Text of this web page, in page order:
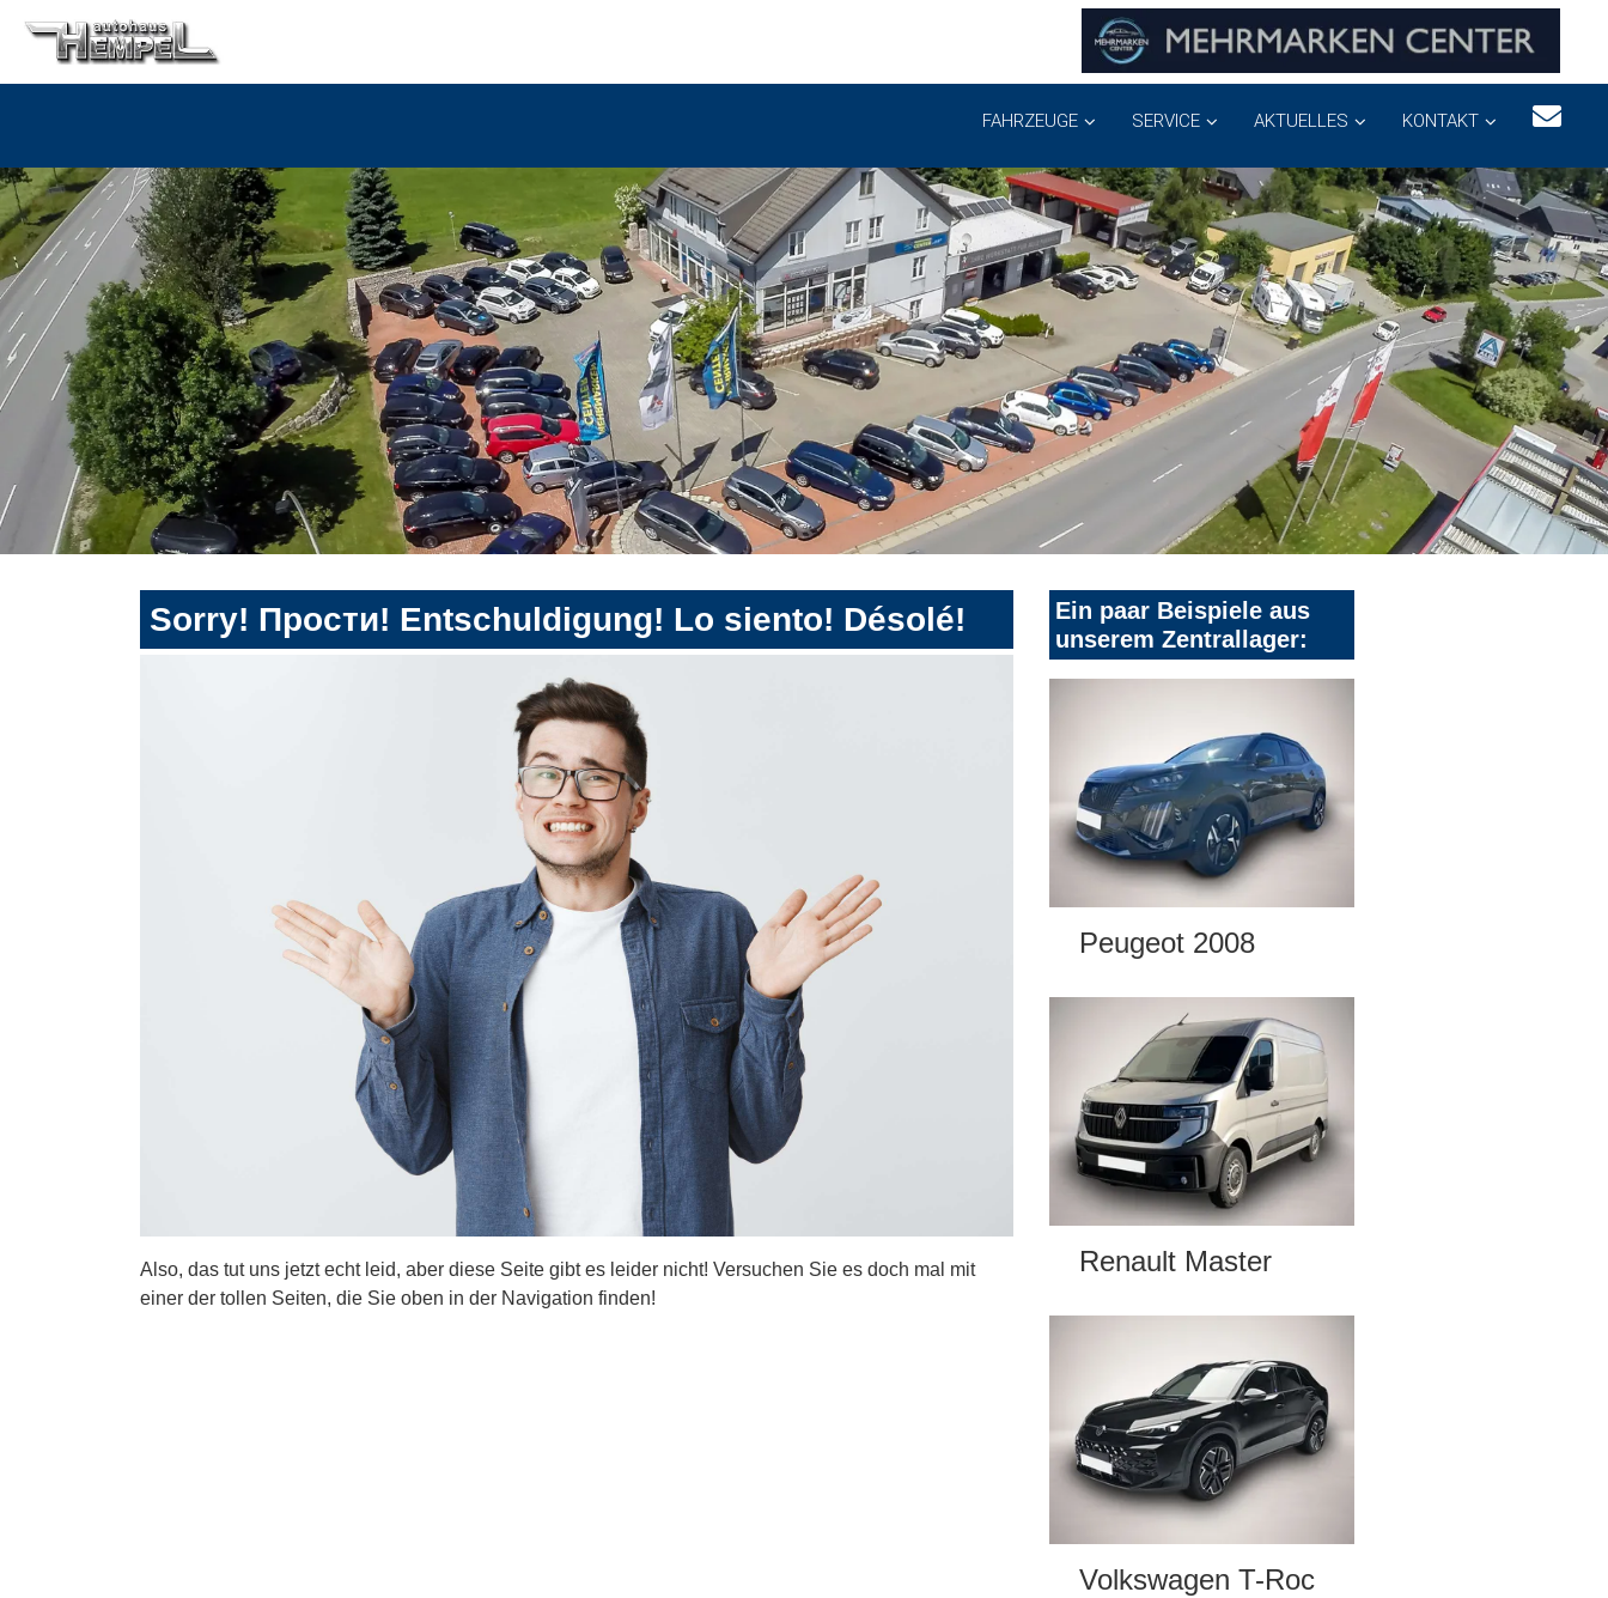
FAHRZEUGE SERVICE AKTUELLES KONTAKT
Sorry! Прости! Entschuldigung! Lo siento! Désolé!
Also, das tut uns jetzt echt leid, aber diese Seite gibt es leider nicht! Versuchen Sie es doch mal mit
einer der tollen Seiten, die Sie oben in der Navigation finden!
Ein paar Beispiele aus
unserem Zentrallager:
Peugeot 2008
Renault Master
Volkswagen T-Roc